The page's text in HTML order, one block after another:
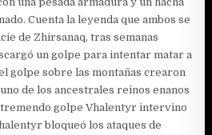
Cuenta la leyenda que ambos se
de Zhirsanaq, tras semanas
un golpe para intentar matar a
golpe sobre las montañas crearon
de los ancestrales reinos enanos
golpe Vhalentyr intervino
bloqueó los ataques de